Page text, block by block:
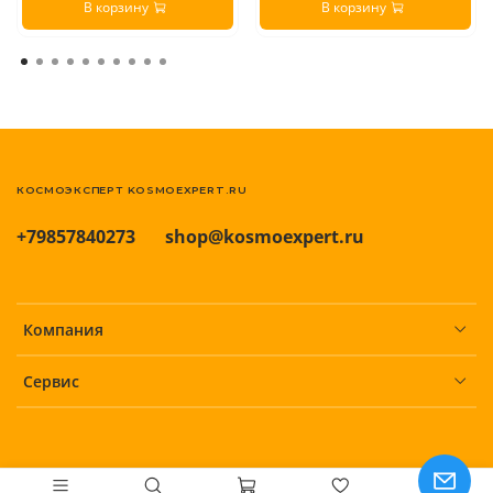
кожу лица, включая область вокруг глаз, шеи и декольте, в
качестве маски и/ или обертывания. Оставить на 10–15 минут.
использовать 1–2 раза в неделю
В корзину В корзину
Компания
Сервис
+79857840273 shop@kosmoexpert.ru
КОСМОЭКСПЕРТ KOSMOEXPERT.RU